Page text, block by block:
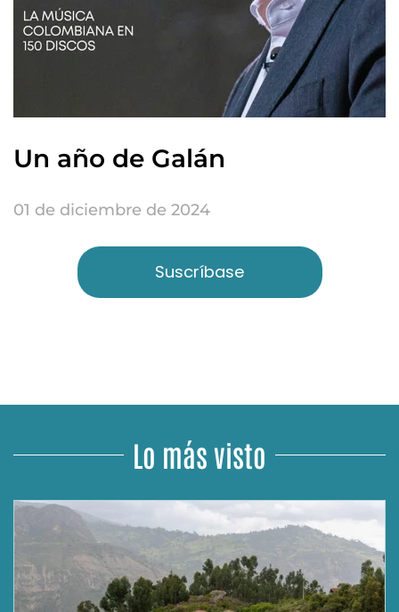
Un año de Galán
01 de diciembre de 2024
Suscríbase
Lo más visto